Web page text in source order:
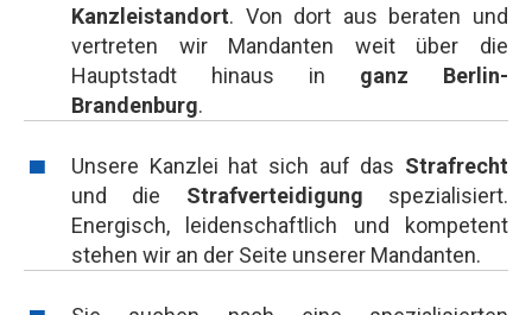
Kanzleistandort. Von dort aus beraten und
vertreten wir Mandanten weit über die
Hauptstadt hinaus in ganz Berlin-
Brandenburg.
Unsere Kanzlei hat sich auf das Strafrecht
und die Strafverteidigung spezialisiert.
Energisch, leidenschaftlich und kompetent
stehen wir an der Seite unserer Mandanten.